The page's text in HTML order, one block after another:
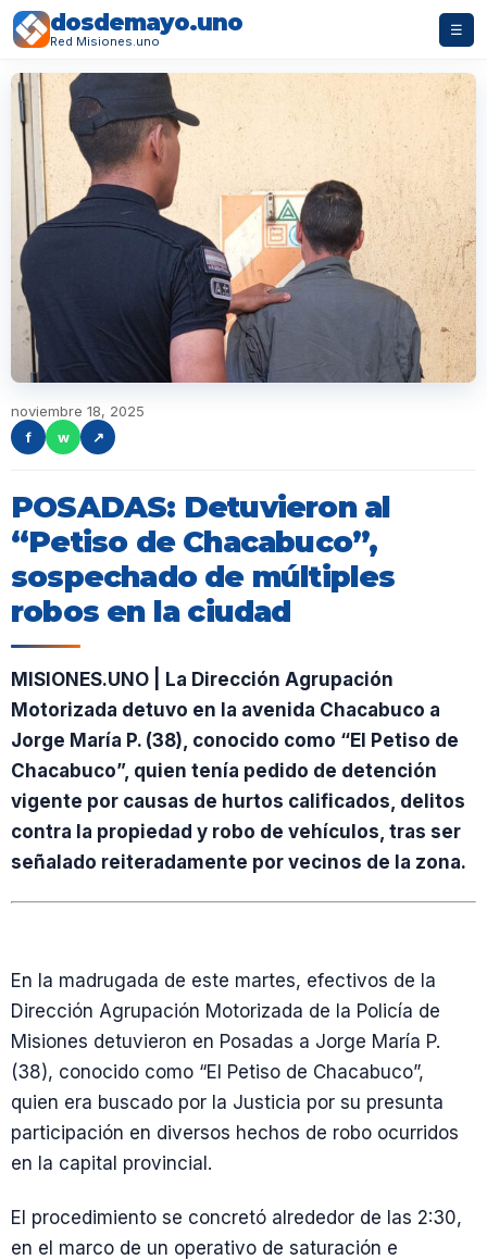
dosdemayo.uno
Red Misiones.uno
☰
noviembre 18, 2025
f
w ↗
POSADAS: Detuvieron al
“Petiso de Chacabuco”,
sospechado de múltiples
robos en la ciudad
MISIONES.UNO | La Dirección Agrupación
Motorizada detuvo en la avenida Chacabuco a
Jorge María P. (38), conocido como “El Petiso de
Chacabuco”, quien tenía pedido de detención
vigente por causas de hurtos calificados, delitos
contra la propiedad y robo de vehículos, tras ser
señalado reiteradamente por vecinos de la zona.
En la madrugada de este martes, efectivos de la
Dirección Agrupación Motorizada de la Policía de
Misiones detuvieron en Posadas a Jorge María P.
(38), conocido como “El Petiso de Chacabuco”,
quien era buscado por la Justicia por su presunta
participación en diversos hechos de robo ocurridos
en la capital provincial.
El procedimiento se concretó alrededor de las 2:30,
en el marco de un operativo de saturación e